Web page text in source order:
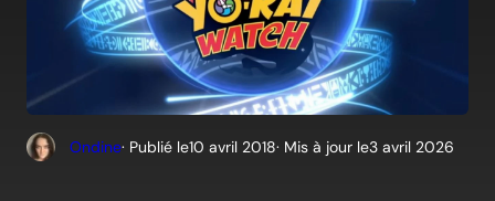
Ondine· Publié le10 avril 2018· Mis à jour le3 avril 2026